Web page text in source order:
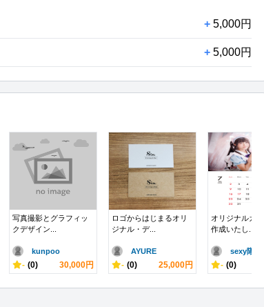
+ 5,000円
+ 5,000円
写真撮影とグラフィッ
クデザイン...
kunpoo
- (0) 30,000円
ロゴからはじまるオリ
ジナル・デ...
AYURE
- (0) 25,000円
オリジナルカレ
作成いたし...
sexy隊長
- (0)